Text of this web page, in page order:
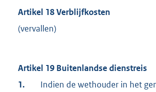
Artikel 18 Verblijfkosten
(vervallen)
Artikel 19 Buitenlandse dienstreis
1.
Indien de wethouder in het